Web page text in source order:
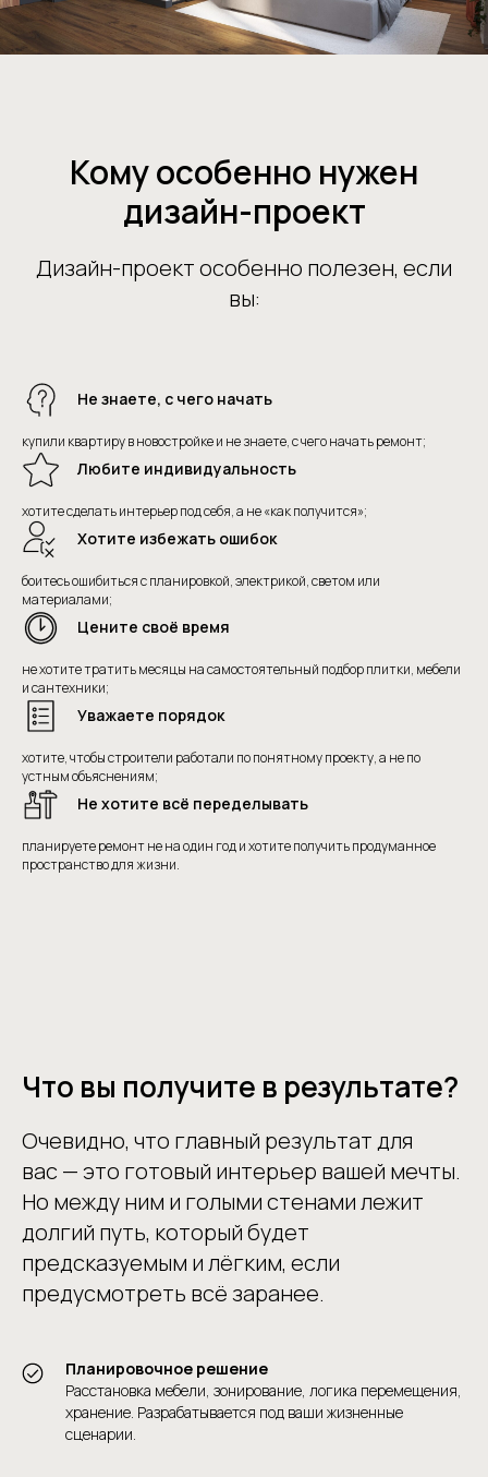
Кому особенно нужен
дизайн-проект
Дизайн-проект особенно полезен, если
вы:
Не знаете, с чего начать
купили квартиру в новостройке и не знаете, с чего начать ремонт;
Любите индивидуальность
хотите сделать интерьер под себя, а не «как получится»;
Хотите избежать ошибок
боитесь ошибиться с планировкой, электрикой, светом или
материалами;
Цените своё время
не хотите тратить месяцы на самостоятельный подбор плитки, мебели
и сантехники;
Уважаете порядок
хотите, чтобы строители работали по понятному проекту, а не по
устным объяснениям;
Не хотите всё переделывать
планируете ремонт не на один год и хотите получить продуманное
пространство для жизни.
Что вы получите в результате?
Очевидно, что главный результат для
вас — это готовый интерьер вашей мечты.
Но между ним и голыми стенами лежит
долгий путь, который будет
предсказуемым и лёгким, если
предусмотреть всё заранее.
Планировочное решение
Расстановка мебели, зонирование, логика перемещения,
хранение. Разрабатывается под ваши жизненные
сценарии.